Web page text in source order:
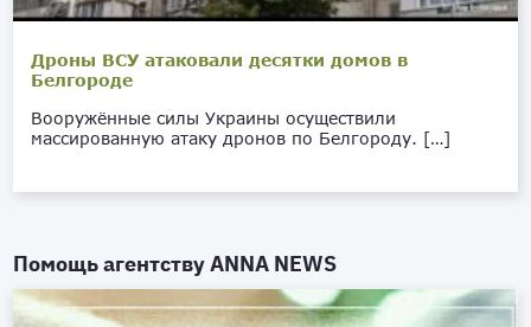
Дроны ВСУ атаковали десятки домов в
Белгороде
Вооружённые силы Украины осуществили
массированную атаку дронов по Белгороду. […]
Помощь агентствуANNA NEWS